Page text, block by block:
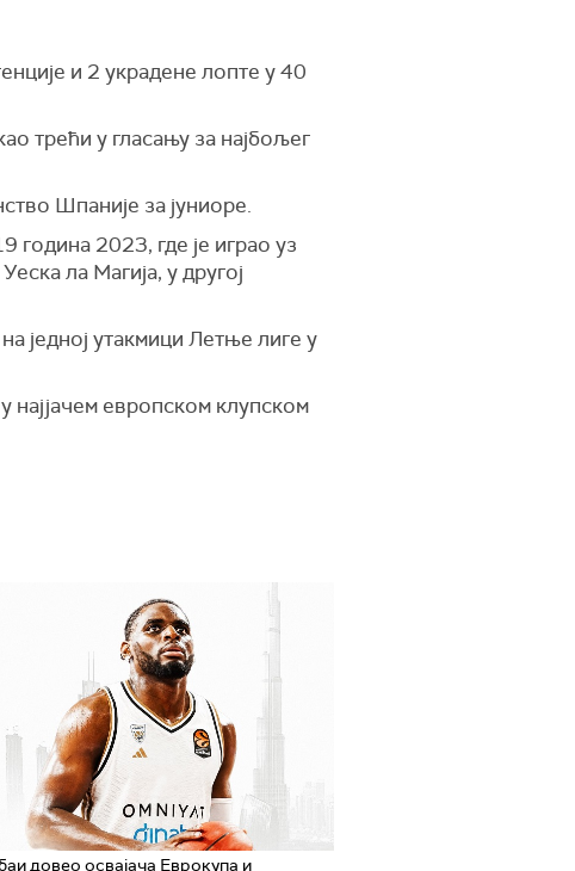
и 2 украдене лопте у 40
трећи у гласању за најбољег
Шпаније за јуниоре.
година 2023, где је играо уз
ла Магија, у другој
једној утакмици Летње лиге у
најјачем европском клупском
довео освајача Еврокупа и